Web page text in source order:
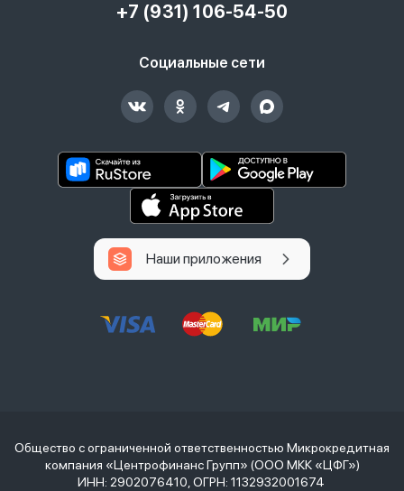
+7 (931) 106-54-50
Социальные сети
Наши приложения
Общество с ограниченной ответственностью Микрокредитная
компания «Центрофинанс Групп» (ООО МКК «ЦФГ»)
ИНН: 2902076410, ОГРН: 1132932001674